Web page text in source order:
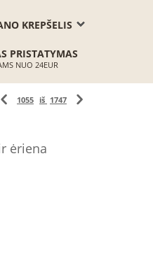
KREPŠELIS
PRISTATYMAS
NUO 24EUR
1055 iš 1747
ėriena